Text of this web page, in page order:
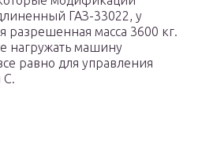
ГАЗ-33022, у
разрешенная масса 3600 кг.
нагружать машину
равно для управления
С.